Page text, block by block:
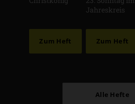
Zum Heft
Jahreskreis
Zum Heft
Alle Hefte